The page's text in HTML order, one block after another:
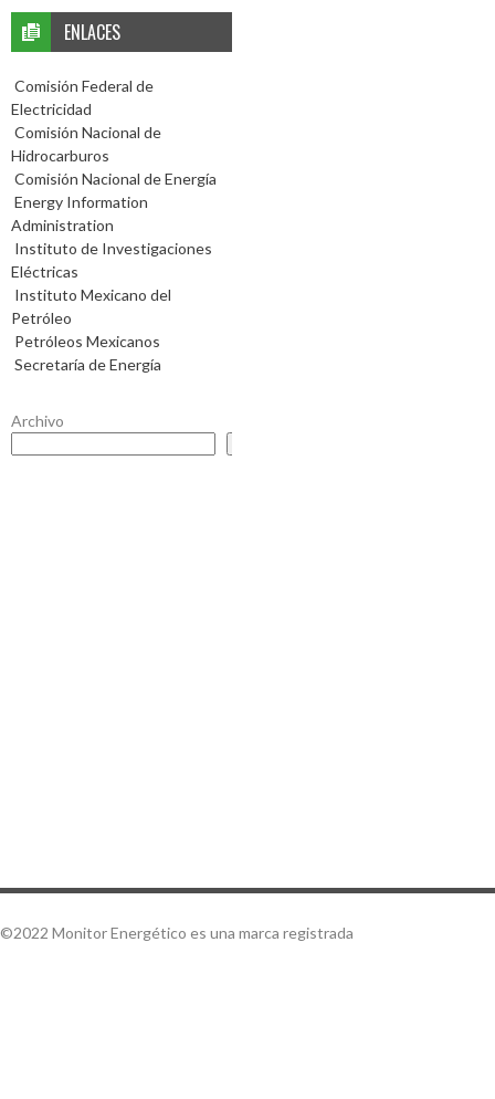
ENLACES
Comisión Federal de
Electricidad
Comisión Nacional de
Hidrocarburos
Comisión Nacional de Energía
Energy Information
Administration
Instituto de Investigaciones
Eléctricas
Instituto Mexicano del
Petróleo
Petróleos Mexicanos
Secretaría de Energía
Archivo
©2022 Monitor Energético es una marca registrada